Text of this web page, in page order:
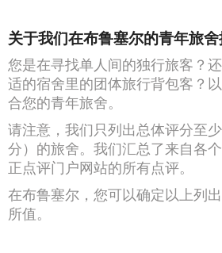
关于我们在布鲁塞尔的青年旅
您是在寻找单人间的独行旅客？
适的宿舍里的团体旅行背包客？
合您的青年旅舍。
请注意，我们只列出总体评分至
分）的旅舍。我们汇总了来自各
正点评门户网站的所有点评。
在布鲁塞尔，您可以确定以上列
所值。